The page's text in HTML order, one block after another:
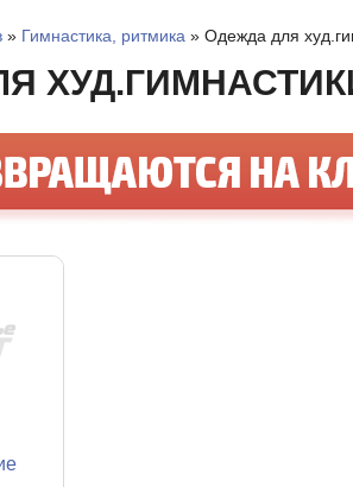
» Гимнастика, ритмика » Одежда для